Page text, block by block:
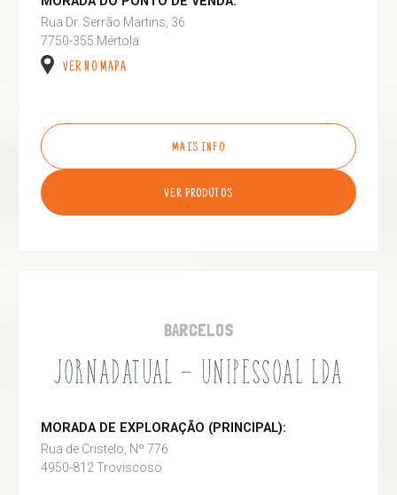
Rua Dr. Serrão Martins, 36
7750-355 Mértola
VER NO MAPA
MAIS INFO
VER PRODUTOS
BARCELOS
JORNADATUAL - UNIPESSOAL LDA
MORADA DE EXPLORAÇÃO (PRINCIPAL):
Rua de Cristelo, Nº 776
4950-812 Troviscoso